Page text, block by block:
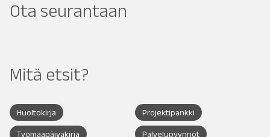
Ota seurantaan
Mitä etsit?
Huoltokirja Projektipankki
Työmaapäiväkirja Palvelupyynnöt